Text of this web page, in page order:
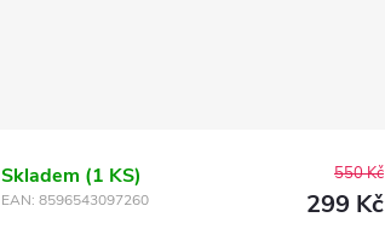
Skladem (1 KS)
EAN: 8596543097260
550 Kč
299 Kč